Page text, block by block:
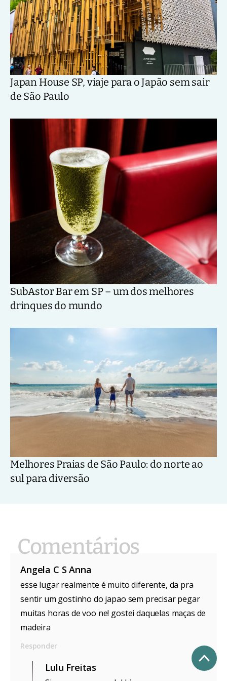
Japan House SP, viaje para o Japão sem sair
de São Paulo
SubAstor Bar em SP – um dos melhores
drinques do mundo
Melhores Praias de São Paulo: do norte ao
sul para diversão
Angela C S Anna
esse lugar realmente é muito diferente, da pra
sentir um gostinho do japao sem precisar pegar
muitas horas de voo ne! gostei daquelas maças de
madeira
Responder
Lulu Freitas